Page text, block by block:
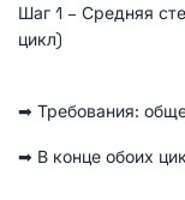
Шаг 1 – Средняя
цикл)
➡ Требования:
➡ В конце обоих